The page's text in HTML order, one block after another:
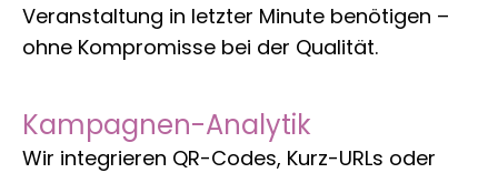
Veranstaltung in letzter Minute benötigen –
ohne Kompromisse bei der Qualität.
Kampagnen-Analytik
Wir integrieren QR-Codes, Kurz-URLs oder